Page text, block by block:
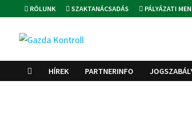
to
content
RÓLUNK SZAKTANÁCSADÁS PÁLYÁZATI
HÍREK PARTNERINFO